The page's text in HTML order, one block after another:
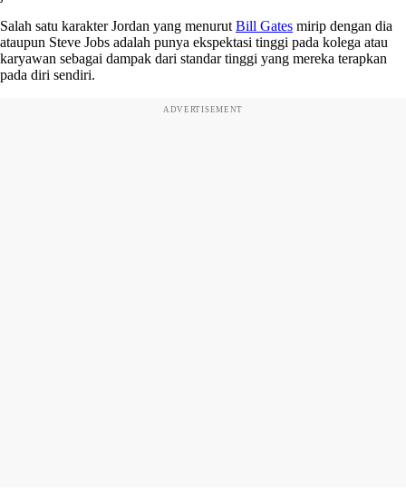
Salah satu karakter Jordan yang menurut Bill Gates mirip dengan dia
ataupun Steve Jobs adalah punya ekspektasi tinggi pada kolega atau
karyawan sebagai dampak dari standar tinggi yang mereka terapkan
pada diri sendiri.
ADVERTISEMENT